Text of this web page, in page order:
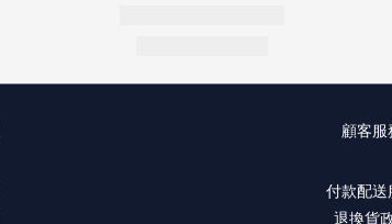
顧客服
付款配送
退換貨